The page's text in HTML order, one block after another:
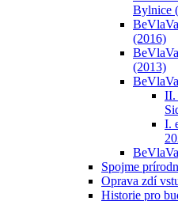
Bylnice
(2016)
(2013)
II.
I.
Spojme
Oprava zdí
Historie pro